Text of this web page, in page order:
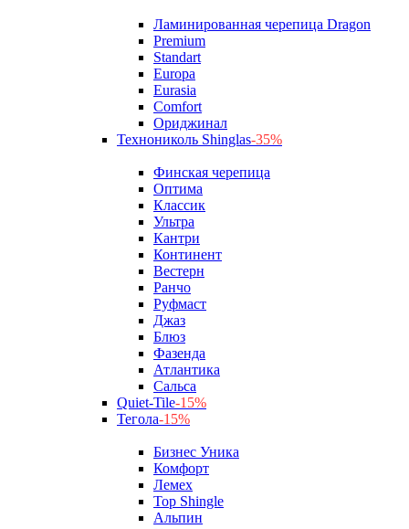
Ламинированная черепица Dragon
Premium
Standart
Europa
Eurasia
Comfort
Ориджинал
Технониколь Shinglas-35%
Финская черепица
Оптима
Классик
Ультра
Кантри
Континент
Вестерн
Ранчо
Руфмаст
Джаз
Блюз
Фазенда
Атлантика
Сальса
Quiet-Tile-15%
Тегола-15%
Бизнес Уника
Комфорт
Лемех
Top Shingle
Альпин